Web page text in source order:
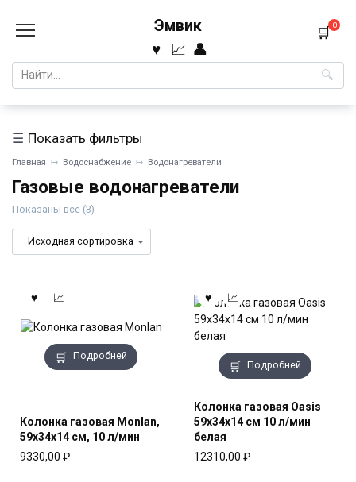
содержанию
Эмвик 0
Search
for:
Главная Водоснабжение Водонагреватели
Газовые водонагреватели
Показаны все (3)
Подробней
Колонка газовая Monlan,
59x34x14 см, 10 л/мин
9330,00 ₽
Подробней
Колонка газовая Oasis
59x34x14 см 10 л/мин
белая
12310,00 ₽
Показать фильтры